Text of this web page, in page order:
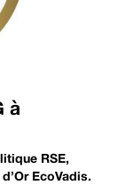
à
RSE,
EcoVadis.